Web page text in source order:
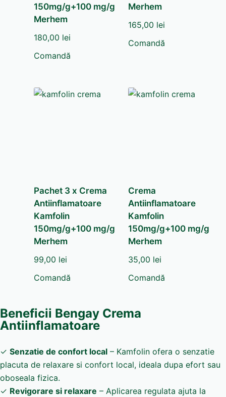
150mg/g+100 mg/g
Merhem
180,00 lei
Comandă
Merhem
165,00 lei
Comandă
Pachet 3 x Crema
Antiinflamatoare
Kamfolin
150mg/g+100 mg/g
Merhem
99,00 lei
Comandă
Crema
Antiinflamatoare
Kamfolin
150mg/g+100 mg/g
Merhem
35,00 lei
Comandă
Beneficii Bengay Crema
Antiinflamatoare
✓ Senzatie de confort local – Kamfolin ofera o senzatie
placuta de relaxare si confort local, ideala dupa efort sau
oboseala fizica.
✓ Revigorare si relaxare – Aplicarea regulata ajuta la